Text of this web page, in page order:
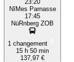
23:20
NîMes Parnasse
17:45
NüRnberg ZOB
1 changement
15 h 50 min
137,97 €